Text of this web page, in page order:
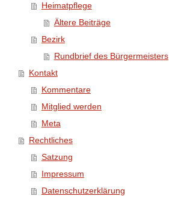
Heimatpflege
Ältere Beiträge
Bezirk
Rundbrief des Bürgermeisters
Kontakt
Kommentare
Mitglied werden
Meta
Rechtliches
Satzung
Impressum
Datenschutzerklärung